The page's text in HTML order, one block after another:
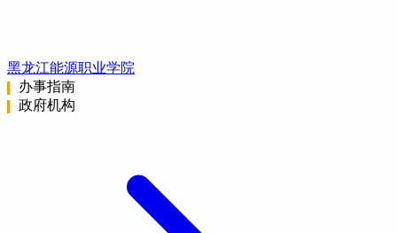
黑龙江能源职业学院
办事指南
政府机构